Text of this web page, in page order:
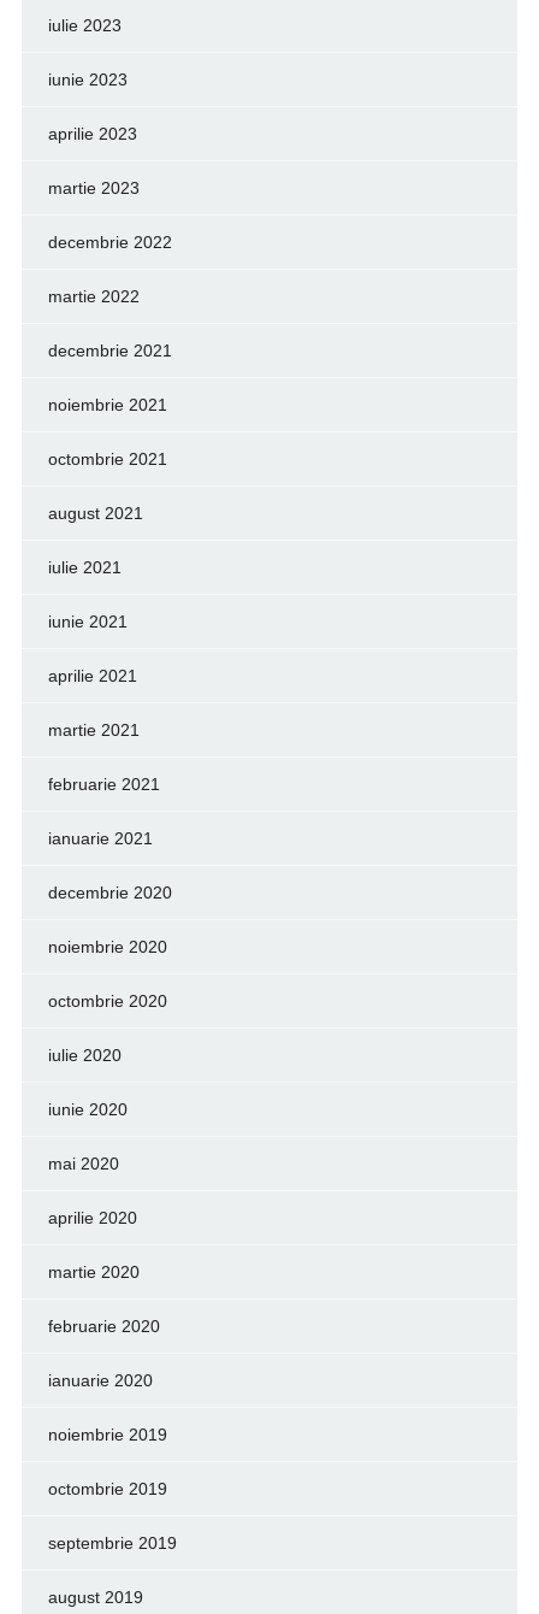
iulie 2023
iunie 2023
aprilie 2023
martie 2023
decembrie 2022
martie 2022
decembrie 2021
noiembrie 2021
octombrie 2021
august 2021
iulie 2021
iunie 2021
aprilie 2021
martie 2021
februarie 2021
ianuarie 2021
decembrie 2020
noiembrie 2020
octombrie 2020
iulie 2020
iunie 2020
mai 2020
aprilie 2020
martie 2020
februarie 2020
ianuarie 2020
noiembrie 2019
octombrie 2019
septembrie 2019
august 2019